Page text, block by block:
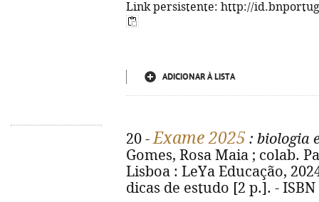
Link persistente: http://
ADICIONAR À LISTA
20 -Exame 2025 : biologia
Gomes, Rosa Maia ; colab.
Lisboa : LeYa Educação,
dicas de estudo [2 p.]. - ISBN